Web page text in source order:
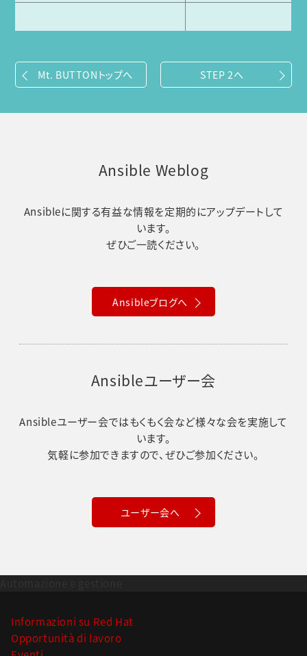
Mt. BUTTONトップへ STEP 2へ
Ansible Weblog
Ansibleに関する有益な情報を定期的にアップデートして
います。
ぜひご一読ください。
Ansibleブログへ
Ansibleユーザー会
Ansibleユーザー会ではもくもく会など様々な会を実施して
います。
気軽に参加できますので、ぜひご参加ください。
ユーザー会へ
Informazioni su Red Hat
Opportunità di lavoro